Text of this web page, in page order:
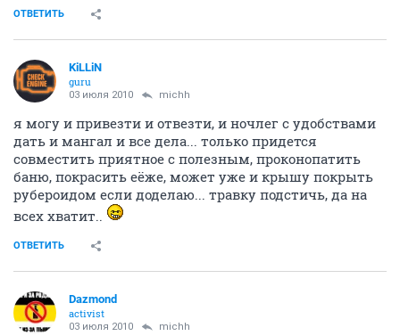
ОТВЕТИТЬ
KiLLiN
guru
03 июля 2010 michh
я могу и привезти и отвезти, и ночлег с удобствами
дать и мангал и все дела... только придется
совместить приятное с полезным, проконопатить
баню, покрасить еёже, может уже и крышу покрыть
рубероидом если доделаю... травку подстичь, да на
всех хватит..
ОТВЕТИТЬ
Dazmond
activist
03 июля 2010 michh